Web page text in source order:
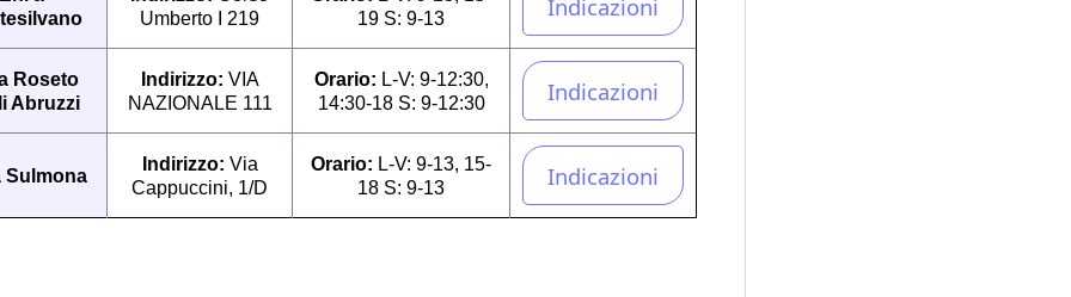
Umberto I 219
19 S: 9-13
Roseto
Abruzzi
Indirizzo: VIA
NAZIONALE 111
Orario: L-V: 9-12:30,
14:30-18 S: 9-12:30
Sulmona
Indirizzo: Via
Cappuccini, 1/D
Orario: L-V: 9-13, 15-
18 S: 9-13